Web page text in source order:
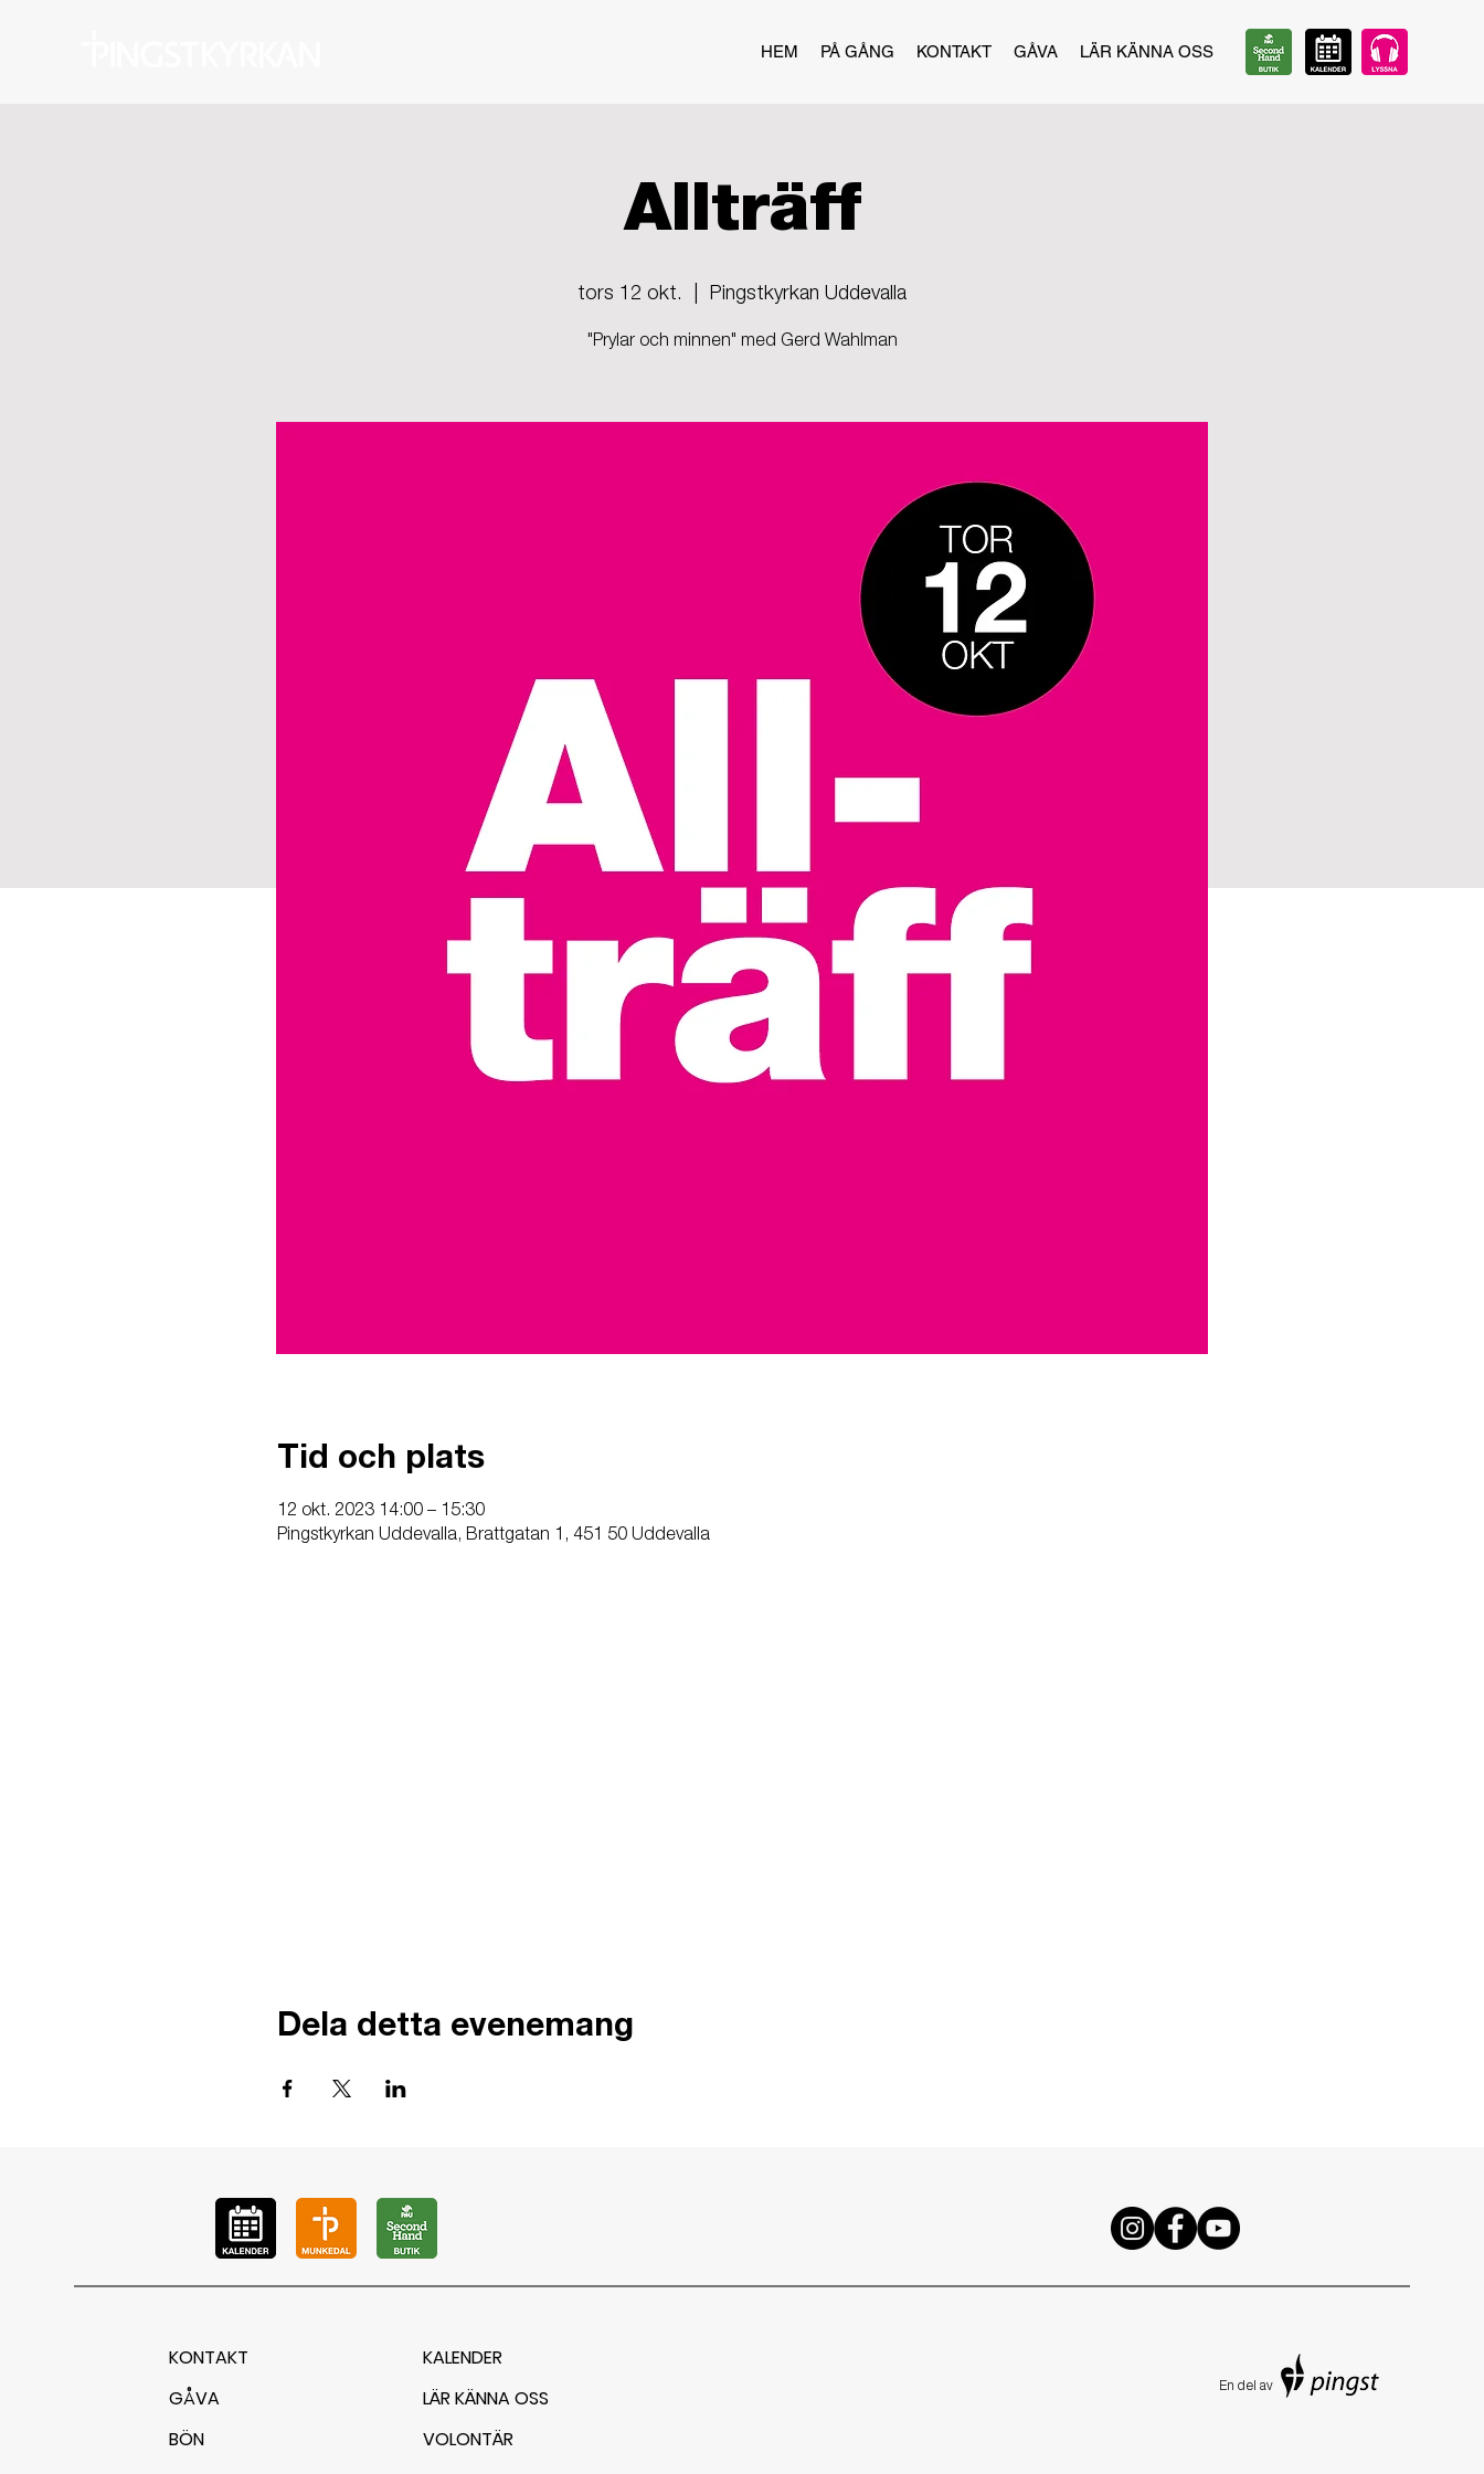
HEM PÅ GÅNG KONTAKT GÅVA LÄR KÄNNA OSS
Allträff
tors 12 okt. Pingstkyrkan Uddevalla
"Prylar och minnen" med Gerd Wahlman
Tid och plats
12 okt. 2023 14:00 – 15:30
Pingstkyrkan Uddevalla, Brattgatan 1, 451 50 Uddevalla
Dela detta evenemang
KONTAKT
GÅVA
BÖN
KALENDER
LÄR KÄNNA OSS
VOLONTÄR
En del av